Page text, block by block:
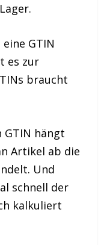
GTIN
es zur
braucht
GTIN hängt
Artikel ab die
Und
schnell der
kalkuliert